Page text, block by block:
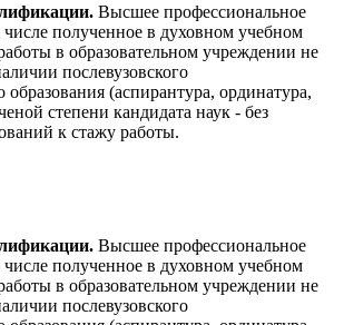
Высшее профессиональное
числе полученное в духовном учебном
в образовательном учреждении не
послевузовского
образования (аспирантура, ординатура,
степени кандидата наук - без
к стажу работы.
Высшее профессиональное
числе полученное в духовном учебном
в образовательном учреждении не
послевузовского